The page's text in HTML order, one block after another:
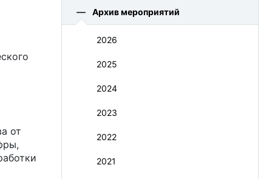
от
Архив мероприятий
2026
2025
2024
2023
2022
2021